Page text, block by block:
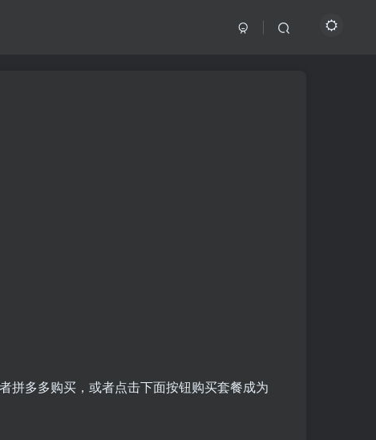
拼多多购买，或者点击下面按钮购买套餐成为